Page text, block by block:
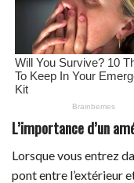
L’importance d’un
Lorsque vous entrez
pont entre l’extérieur